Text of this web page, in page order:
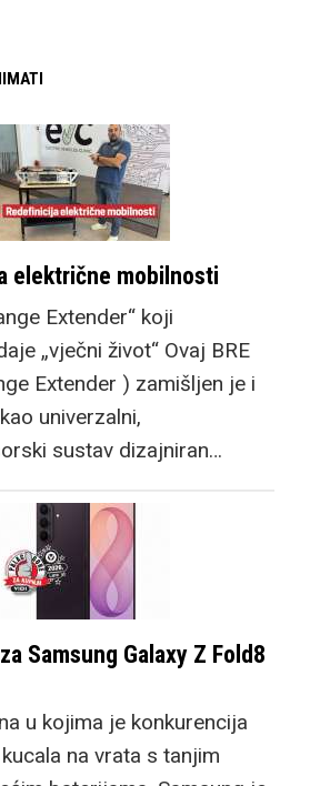
električne mobilnosti
Extender“ koji
„vječni život“ Ovaj BRE
Extender ) zamišljen je i
univerzalni,
sustav dizajniran…
Samsung Galaxy Z Fold8
u kojima je konkurencija
na vrata s tanjim